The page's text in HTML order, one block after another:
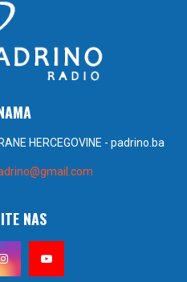
HERCEGOVINE - padrino.ba
NAS